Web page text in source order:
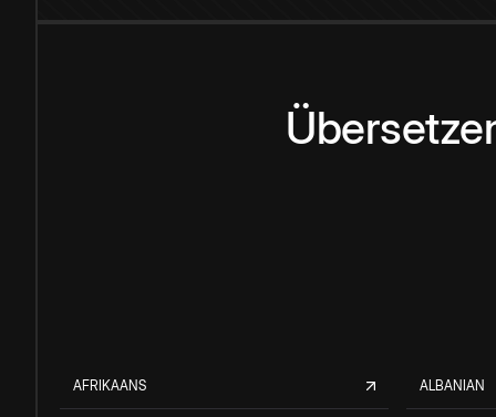
AFRIKAANS ALBANIAN